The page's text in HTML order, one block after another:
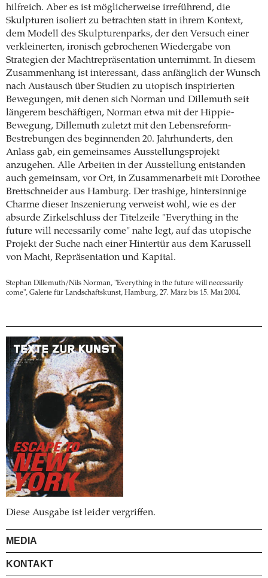
hilfreich. Aber es ist möglicherweise irreführend, die
Skulpturen isoliert zu betrachten statt in ihrem Kontext,
dem Modell des Skulpturenparks, der den Versuch einer
verkleinerten, ironisch gebrochenen Wiedergabe von
Strategien der Machtrepräsentation unternimmt. In diesem
Zusammenhang ist interessant, dass anfänglich der Wunsch
nach Austausch über Studien zu utopisch inspirierten
Bewegungen, mit denen sich Norman und Dillemuth seit
längerem beschäftigen, Norman etwa mit der Hippie-
Bewegung, Dillemuth zuletzt mit den Lebensreform-
Bestrebungen des beginnenden 20. Jahrhunderts, den
Anlass gab, ein gemeinsames Ausstellungsprojekt
anzugehen. Alle Arbeiten in der Ausstellung entstanden
auch gemeinsam, vor Ort, in Zusammenarbeit mit Dorothee
Brettschneider aus Hamburg. Der trashige, hintersinnige
Charme dieser Inszenierung verweist wohl, wie es der
absurde Zirkelschluss der Titelzeile "Everything in the
future will necessarily come" nahe legt, auf das utopische
Projekt der Suche nach einer Hintertür aus dem Karussell
von Macht, Repräsentation und Kapital.
Stephan Dillemuth/Nils Norman, "Everything in the future will necessarily
come", Galerie für Landschaftskunst, Hamburg, 27. März bis 15. Mai 2004.
Diese Ausgabe ist leider vergriffen.
MEDIA
KONTAKT